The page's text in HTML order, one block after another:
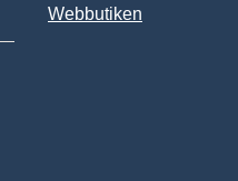
Webbutiken